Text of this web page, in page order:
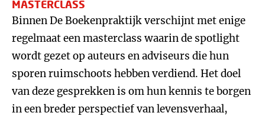
MASTERCLASS
Binnen De Boekenpraktijk verschijnt met enige
regelmaat een masterclass waarin de spotlight
wordt gezet op auteurs en adviseurs die hun
sporen ruimschoots hebben verdiend. Het doel
van deze gesprekken is om hun kennis te borgen
in een breder perspectief van levensverhaal,